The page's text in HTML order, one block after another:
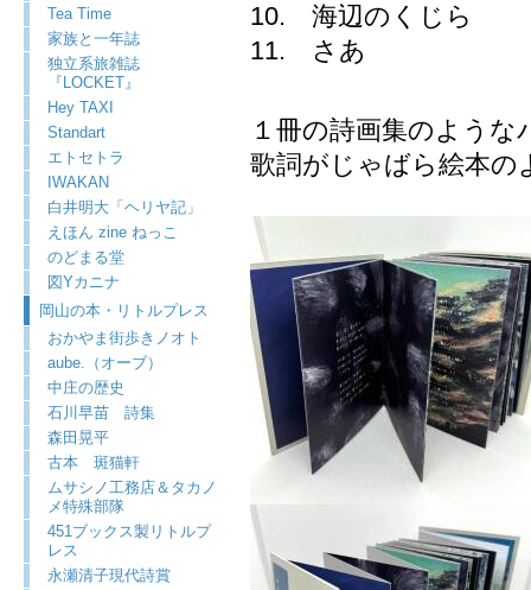
Tea Time
家族と一年誌
独立系旅雑誌
『LOCKET』
Hey TAXI
Standart
エトセトラ
IWAKAN
白井明大「ヘリヤ記」
えほん zine ねっこ
のどまる堂
図Yカニナ
岡山の本・リトルプレス
おかやま街歩きノオト
aube.（オーブ）
中庄の歴史
石川早苗 詩集
森田晃平
古本 斑猫軒
ムサシノ工務店＆タカノ
メ特殊部隊
451ブックス製リトルプ
レス
永瀬清子現代詩賞
10. 海辺のくじら
11. さあ
１冊の詩画集のよう
歌詞がじゃばら絵本